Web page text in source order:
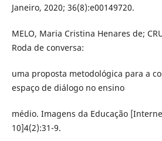
Janeiro, 2020; 36(8):e00149720.
MELO, Maria Cristina Henares de;
Roda de conversa:
uma proposta metodológica para a
espaço de diálogo no ensino
médio. Imagens da Educação
10]4(2):31-9.